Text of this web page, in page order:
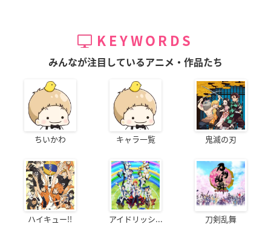
KEYWORDS
みんなが注目しているアニメ・作品たち
ちいかわ キャラ一覧 鬼滅の刃
ハイキュー!! アイドリッシ... 刀剣乱舞